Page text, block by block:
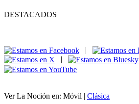
DESTACADOS
|
|
Ver La Noción en: Móvil | Clásica